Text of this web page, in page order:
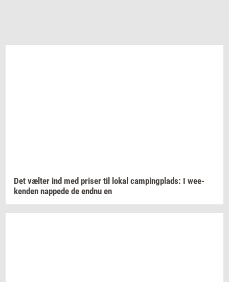
Det væl­ter ind med pri­ser til lokal cam­ping­plads: I we­e­
ken­den nap­pe­de de endnu en